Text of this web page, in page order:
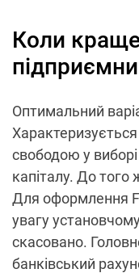
Коли
Оптимальний
свободою у
капіталу. До того
Для оформлення
увагу
скасовано.
банківський